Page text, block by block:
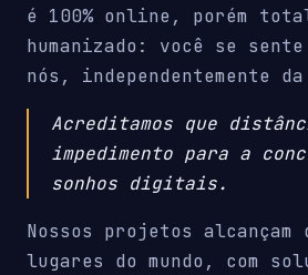
é 100% online, porém
humanizado: você se
nós, independentemente
Acreditamos que
impedimento para a
sonhos digitais.
Nossos projetos alcançam
lugares do mundo, com